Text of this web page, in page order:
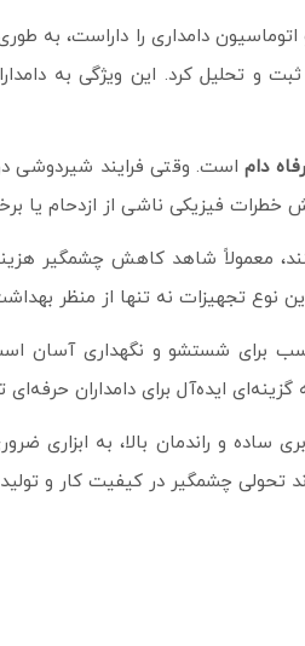
دامداری را داراست، به
تحلیل کرد. این ویژگی به
داماست. وقتی فرایند شیردوشی
فیزیکی ناشی از ازدحام یا
معمولاً شاهد کاهش چشمگیر
نوع تجهیزات نه تنها از منظر
برای شستشو و نگهداری آسان
ایده‌آل برای دامداران
ساده و راندمان بالا، به
چشمگیر در کیفیت کار و